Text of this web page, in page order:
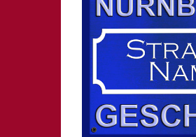
LAUF A.D. PEGNITZ
NEUMARKT I.D.OPF.
NÜRNBERG
PEGNITZ